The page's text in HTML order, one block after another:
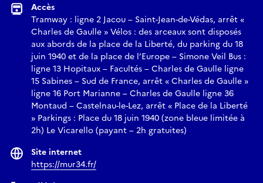
Accès
Tramway : ligne 2 Jacou – Saint-Jean-de-Védas, arrêt «
Charles de Gaulle » Vélos : des arceaux sont disposés
aux abords de la place de la Liberté, du parking du 18
juin 1940 et de la place de l’Europe – Simone Veil Bus :
ligne 13 Hopitaux – Facultés – Charles de Gaulle ligne
15 Sabines – Sud de France, arrêt « Charles de Gaulle »
ligne 16 Port Marianne – Charles de Gaulle ligne 36
Montaud – Castelnau-le-Lez, arrêt « Place de la Liberté
» Parkings : Place du 18 juin 1940 (zone bleue limitée à
2h) Le Vicarello (payant – 2h gratuites)
Site internet
https://mur34.fr/